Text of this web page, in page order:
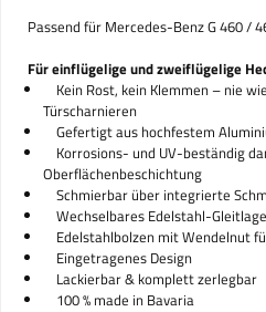
Passend für Mercedes-Benz G 460 /
Für einflügelige und zweiflügelige
Kein Rost, kein Klemmen – nie
Türscharnieren
Gefertigt aus hochfestem
Korrosions- und UV-beständig
Oberflächenbeschichtung
Schmierbar über integrierte
Wechselbares Edelstahl-
Edelstahlbolzen mit Wendelnut
Eingetragenes Design
Lackierbar & komplett zerlegbar
100 % made in Bavaria